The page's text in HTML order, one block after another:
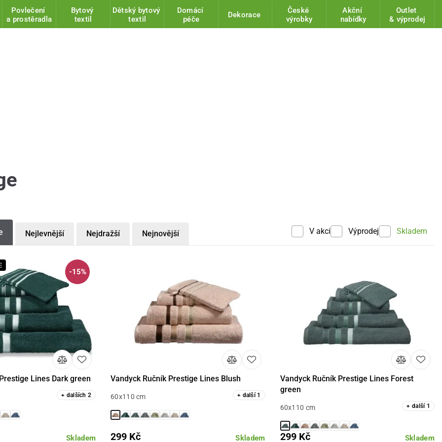
Povlečení
a prostěradla
Bytový
textil
Dětský bytový
textil
Domácí
péče
Dekorace
České
výrobky
Akční
nabídky
Outlet
& výprodej
Nejlevnější Nejdražší Nejnovější V akci Výprodej Skladem
-15%
Detail Lines Dark green
+ dalších 2
Skladem
Detail
Vandyck Ručník Prestige Lines Blush
60x110 cm + další 1
Skladem
299 Kč
Detail
Vandyck Ručník Prestige Lines Forest
green
60x110 cm + další 1
Skladem
299 Kč